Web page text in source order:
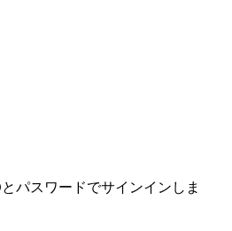
パスワードでサインインしま